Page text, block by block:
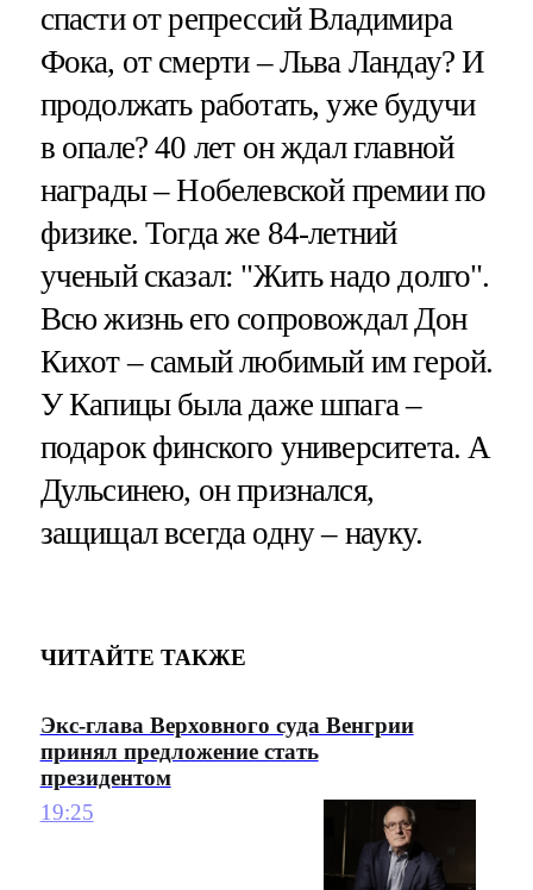
спасти от репрессий Владимира
Фока, от смерти – Льва Ландау? И
продолжать работать, уже будучи
в опале? 40 лет он ждал главной
награды – Нобелевской премии по
физике. Тогда же 84-летний
ученый сказал: "Жить надо долго".
Всю жизнь его сопровождал Дон
Кихот – самый любимый им герой.
У Капицы была даже шпага –
подарок финского университета. А
Дульсинею, он признался,
защищал всегда одну – науку.
ЧИТАЙТЕ ТАКЖЕ
Экс-глава Верховного суда Венгрии
принял предложение стать
президентом
19:25